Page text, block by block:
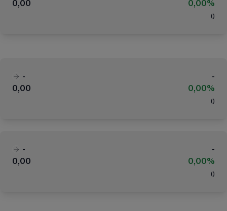
0,00
0,00%
( )
-
-
0,00
0,00%
( )
-
-
0,00
0,00%
( )